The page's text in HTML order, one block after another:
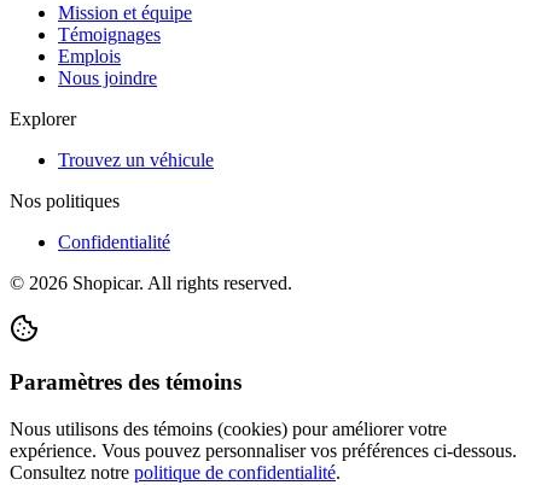
Mission et équipe
Témoignages
Emplois
Nous joindre
Explorer
Trouvez un véhicule
Nos politiques
Confidentialité
© 2026 Shopicar. All rights reserved.
Paramètres des témoins
Nous utilisons des témoins (cookies) pour améliorer votre
expérience. Vous pouvez personnaliser vos préférences ci-dessous.
Consultez notre politique de confidentialité.